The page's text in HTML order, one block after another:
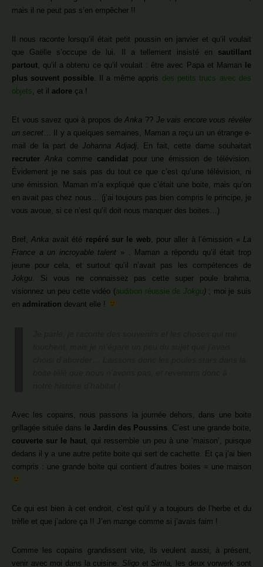
mais il ne peut pas s’en empêcher !!
Il nous raconte lorsqu’il était petit poussin en janvier et qu’il voulait
que Gaëlle s’occupe de lui. Il a tellement insisté en sautillant
partout, qu’il a obtenu ce qu’il voulait : être avec Papa et Maman
le
plus souvent possible. Il a même appris des petits trucs avec des
objets, et il adore ça !
Et vous savez quoi à propos deAnka ?? Je vais encore vous révéler
un secret… Il y a quelques semaines, Maman a reçu un un étrange e-
mail de la part deJohanna Adjadj. En fait, cette dame souhaitait
recruter Anka comme candidatpour une émission de télévision.
Évidement je ne sais pas du tout ce que c’est qu’une télévision, ni
une émission. Maman m’a expliqué que c’était une boite, mais qu’on
en avait pas chez nous… (j’ai toujours pas bien compris le principe, je
vous avoue, si ce n’est qu’il doit nous manquer des boites…)
Bref,Anka avait été repéré sur le web, pour aller à l’émission « La
France a un incroyable talent » . Maman a répondu qu’il était trop
jeune pour cela, et surtout qu’il n’avait pas les compétences de
Jokgu.
Si vous ne connaissez pas cette super poule brahma,
visionnez un peu cette vidéo (audition réussie de Jokgu) ; moi je suis
en admiration devant elle !
Avec les copains, nous passons la journée dehors, dans une boite
grillagée située dans l e Jardin des Poussins. C’est une grande boite,
couverte sur le haut, qui ressemble un peu à une ‘maison’, puisque
dedans il y a une autre petite boite qui sert de cachette. Et ça j’ai bien
compris : une grande boite qui contient d’autres boites = une maison
Ce qui est bien à cet endroit, c’est qu’il y a toujours de l’herbe et du
trèfle et que j’adore ça !! J’en mange comme si j’avais faim !
Comme les copains grandissent vite, ils veulent aussi, à présent,
venir avec moi dans la cuisine. Sligo et Simla,
les deux vorwerk sont